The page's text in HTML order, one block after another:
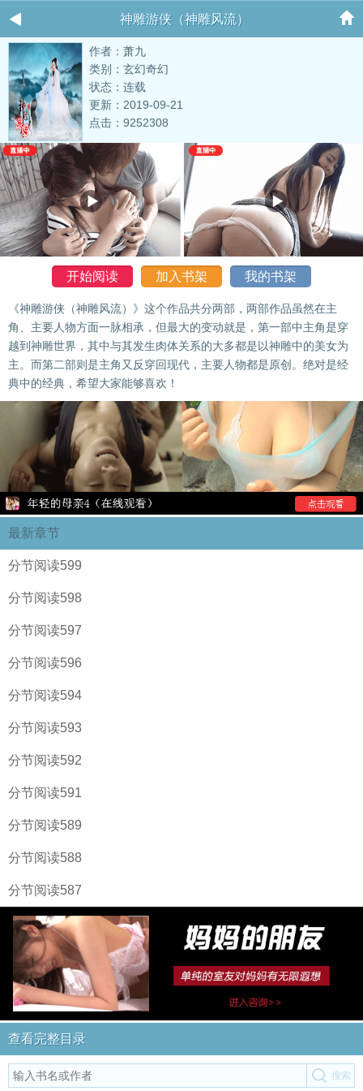
神雕游侠（神雕风流）
作者：萧九
类别：玄幻奇幻
状态：连载
更新：2019-09-21
点击：9252308
开始阅读 加入书架 我的书架
《神雕游侠（神雕风流）》这个作品共分两部，两部作品虽然在主
角、主要人物方面一脉相承，但最大的变动就是，第一部中主角是穿
越到神雕世界，其中与其发生肉体关系的大多都是以神雕中的美女为
主。而第二部则是主角又反穿回现代，主要人物都是原创。绝对是经
典中的经典，希望大家能够喜欢！
最新章节
分节阅读599
分节阅读598
分节阅读597
分节阅读596
分节阅读594
分节阅读593
分节阅读592
分节阅读591
分节阅读589
分节阅读588
分节阅读587
查看完整目录